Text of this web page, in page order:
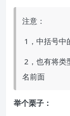
注意：
1，中括号
2，也有将
名前面
举个栗子：